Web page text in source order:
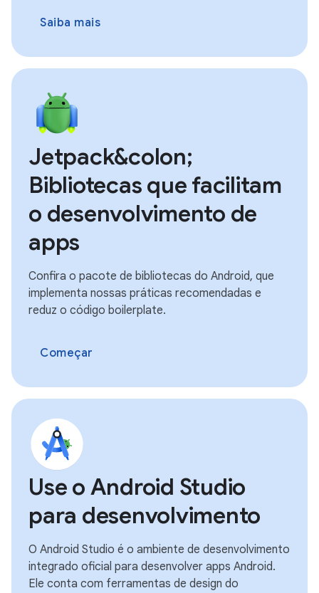
Saiba mais
Jetpack&colon;
Bibliotecas que facilitam
o desenvolvimento de
apps
Confira o pacote de bibliotecas do Android, que
implementa nossas práticas recomendadas e
reduz o código boilerplate.
Começar
Use o Android Studio
para desenvolvimento
O Android Studio é o ambiente de desenvolvimento
integrado oficial para desenvolver apps Android.
Ele conta com ferramentas de design do